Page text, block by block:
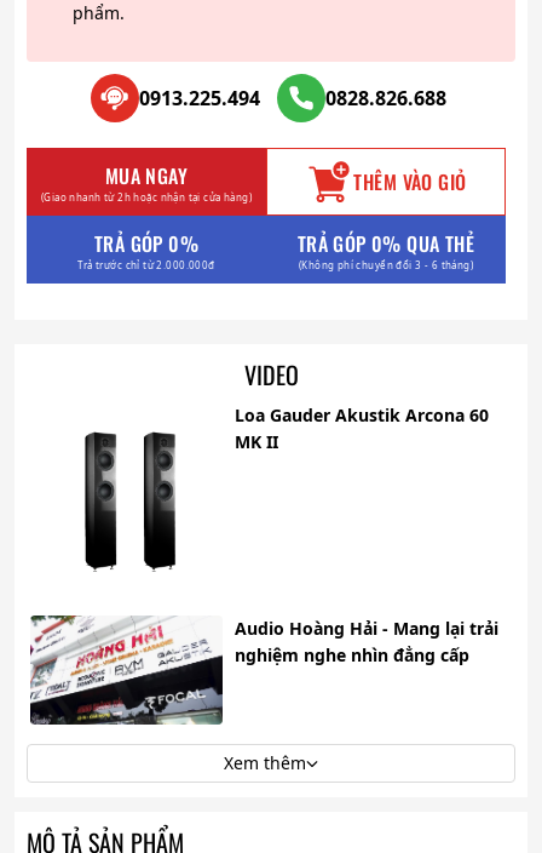
phẩm.
0913.225.494 0828.826.688
MUA NGAY
(Giao nhanh từ 2h hoặc nhận tại cửa hàng) THÊM VÀO GIỎ
TRẢ GÓP 0%
Trả trước chỉ từ 2.000.000đ
TRẢ GÓP 0% QUA THẺ
(Không phí chuyển đổi 3 - 6 tháng)
VIDEO
Loa Gauder Akustik Arcona 60
MK II
Audio Hoàng Hải - Mang lại trải
nghiệm nghe nhìn đẳng cấp
Xem thêm
MÔ TẢ SẢN PHẨM